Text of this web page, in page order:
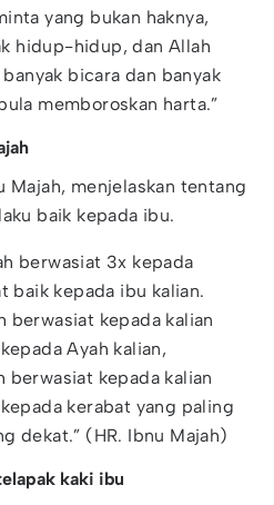
yang bukan haknya,
hidup-hidup, dan Allah
bicara dan banyak
memboroskan harta.”
Majah, menjelaskan tentang
baik kepada ibu.
berwasiat 3x kepada
baik kepada ibu kalian.
berwasiat kepada kalian
Ayah kalian,
berwasiat kepada kalian
kerabat yang paling
dekat.” (HR. Ibnu Majah)
kaki ibu